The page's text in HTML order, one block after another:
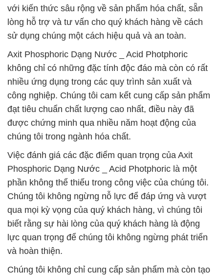
với kiến thức sâu rộng về sản phẩm hóa chất, sẵn
lòng hỗ trợ và tư vấn cho quý khách hàng về cách
sử dụng chúng một cách hiệu quả và an toàn.
Axit Phosphoric Dạng Nước _ Acid Photphoric
không chỉ có những đặc tính độc đáo mà còn có rất
nhiều ứng dụng trong các quy trình sản xuất và
công nghiệp. Chúng tôi cam kết cung cấp sản phẩm
đạt tiêu chuẩn chất lượng cao nhất, điều này đã
được chứng minh qua nhiều năm hoạt động của
chúng tôi trong ngành hóa chất.
Việc đánh giá các đặc điểm quan trọng của Axit
Phosphoric Dạng Nước _ Acid Photphoric là một
phần không thể thiếu trong công việc của chúng tôi.
Chúng tôi không ngừng nỗ lực để đáp ứng và vượt
qua mọi kỳ vọng của quý khách hàng, vì chúng tôi
biết rằng sự hài lòng của quý khách hàng là động
lực quan trọng để chúng tôi không ngừng phát triển
và hoàn thiện.
Chúng tôi không chỉ cung cấp sản phẩm mà còn tạo